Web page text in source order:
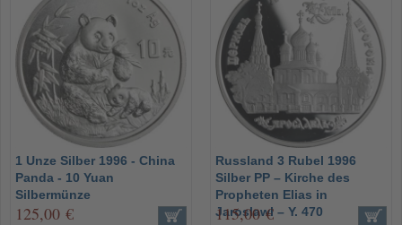
1 Unze Silber 1996 - China
Panda - 10 Yuan
Silbermünze
125,00 €
Russland 3 Rubel 1996
Silber PP – Kirche des
Propheten Elias in
Jaroslawl – Y. 470
115,00 €